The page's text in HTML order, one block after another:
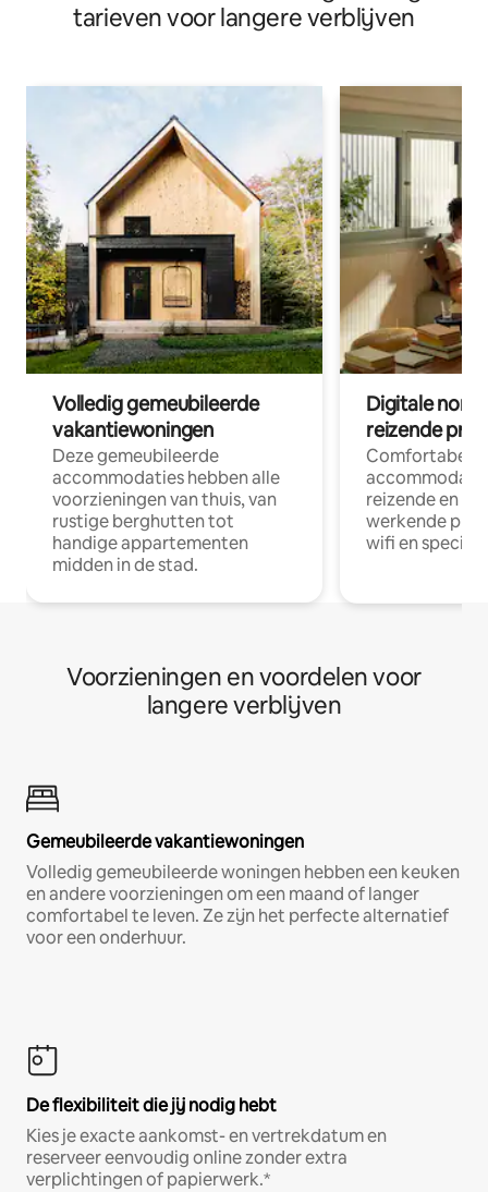
tarieven voor langere verblijven
Volledig gemeubileerde
vakantiewoningen
Deze gemeubileerde
accommodaties hebben alle
voorzieningen van thuis, van
rustige berghutten tot
handige appartementen
midden in de stad.
Digitale
reizende
Comfortabele
reizende en
werkende
wifi en
Voorzieningen en voordelen voor
langere verblijven
Gemeubileerde vakantiewoningen
Volledig gemeubileerde woningen hebben een keuken
en andere voorzieningen om een maand of langer
comfortabel te leven. Ze zijn het perfecte alternatief
voor een onderhuur.
De flexibiliteit die jij nodig hebt
Kies je exacte aankomst- en vertrekdatum en
reserveer eenvoudig online zonder extra
verplichtingen of papierwerk.*